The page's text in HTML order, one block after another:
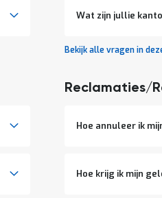
Wat zijn jullie
Bekijk alle vragen in
Reclamaties/
Hoe annuleer ik
Hoe krijg ik mijn